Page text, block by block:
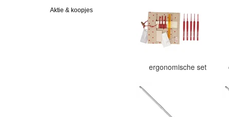
Aktie & koopjes
ergonomische set